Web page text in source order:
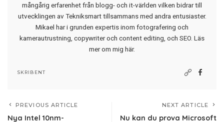
mångårig erfarenhet från blogg- och it-världen vilken bidrar till
utvecklingen av Tekniksmart tillsammans med andra entusiaster.
Mikael har i grunden expertis inom fotografering och
kamerautrustning, copywriter och content editing, och SEO. Läs
mer om mig här.
SKRIBENT
PREVIOUS ARTICLE
Nya Intel 10nm-
NEXT ARTICLE
Nu kan du prova Microsoft